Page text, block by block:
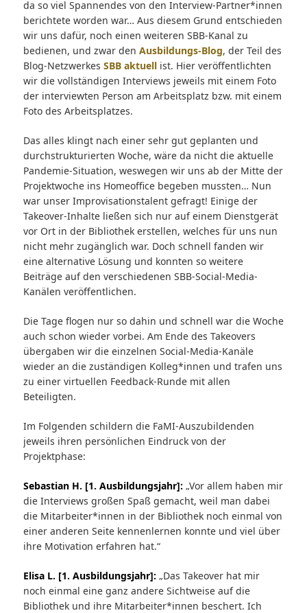
da so viel Spannendes von den Interview-Partner*innen
berichtete worden war… Aus diesem Grund entschieden
wir uns dafür, noch einen weiteren SBB-Kanal zu
bedienen, und zwar den Ausbildungs-Blog, der Teil des
Blog-Netzwerkes SBB aktuellist. Hier veröffentlichten
wir die vollständigen Interviews jeweils mit einem Foto
der interviewten Person am Arbeitsplatz bzw. mit einem
Foto des Arbeitsplatzes.
Das alles klingt nach einer sehr gut geplanten und
durchstrukturierten Woche, wäre da nicht die aktuelle
Pandemie-Situation, weswegen wir uns ab der Mitte der
Projektwoche ins Homeoffice begeben mussten… Nun
war unser Improvisationstalent gefragt! Einige der
Takeover-Inhalte ließen sich nur auf einem Dienstgerät
vor Ort in der Bibliothek erstellen, welches für uns nun
nicht mehr zugänglich war. Doch schnell fanden wir
eine alternative Lösung und konnten so weitere
Beiträge auf den verschiedenen SBB-Social-Media-
Kanälen veröffentlichen.
Die Tage flogen nur so dahin und schnell war die Woche
auch schon wieder vorbei. Am Ende des Takeovers
übergaben wir die einzelnen Social-Media-Kanäle
wieder an die zuständigen Kolleg*innen und trafen uns
zu einer virtuellen Feedback-Runde mit allen
Beteiligten.
Im Folgenden schildern die FaMI-Auszubildenden
jeweils ihren persönlichen Eindruck von der
Projektphase:
Sebastian H. [1. Ausbildungsjahr]: „Vor allem haben mir
die Interviews großen Spaß gemacht, weil man dabei
die Mitarbeiter*innen in der Bibliothek noch einmal von
einer anderen Seite kennenlernen konnte und viel über
ihre Motivation erfahren hat.“
Elisa L. [1. Ausbildungsjahr]: „Das Takeover hat mir
noch einmal eine ganz andere Sichtweise auf die
Bibliothek und ihre Mitarbeiter*innen beschert. Ich